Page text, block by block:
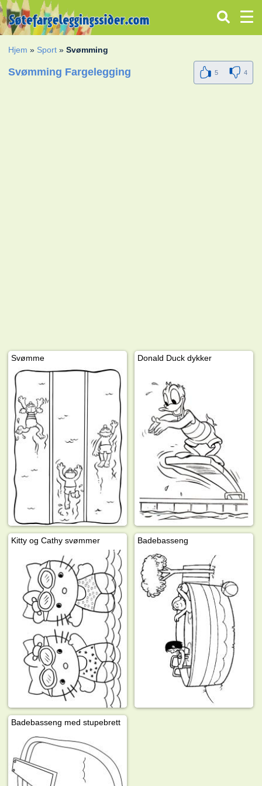
Hjem » Sport »Svømming
Svømming Fargelegging 5 4
Svømme Donald Duck dykker
Kitty og Cathy svømmer Badebasseng
Badebasseng med stupebrett